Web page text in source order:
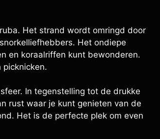
Het strand wordt omringd door
Het ondiepe
en koraalriffen kunt bewonderen.
picknicken.
In tegenstelling tot de drukke
rust waar je kunt genieten van de
Het is de perfecte plek om even